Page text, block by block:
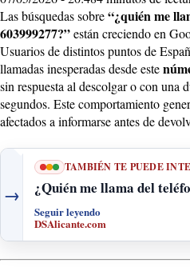
Las búsquedas sobre“¿quién me
603999277?”están creciendo en
Usuarios de distintos puntos de
llamadas inesperadas desde este
sin respuesta al descolgar o con una
segundos. Este comportamiento
afectados a informarse antes de
→
TAMBIÉN TE PUEDE
¿Quién me llama del
Seguir leyendo
DSAlicante.com